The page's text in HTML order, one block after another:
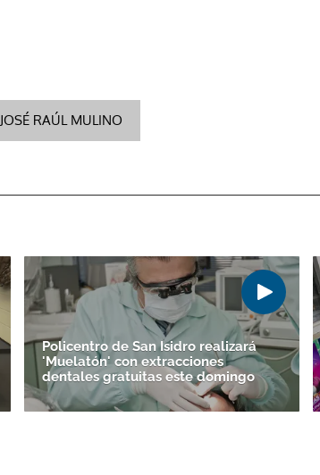
JOSÉ RAÚL MULINO
Policentro de San Isidro realizará
'Muelatón' con extracciones
dentales gratuitas este domingo